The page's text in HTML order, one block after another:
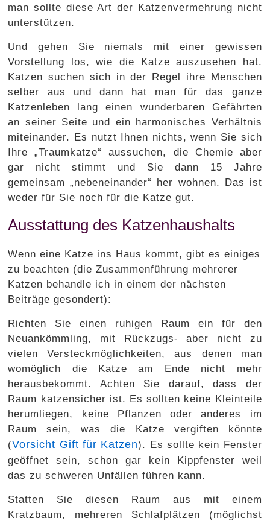
man sollte diese Art der Katzenvermehrung nicht
unterstützen.
Und gehen Sie niemals mit einer gewissen
Vorstellung los, wie die Katze auszusehen hat.
Katzen suchen sich in der Regel ihre Menschen
selber aus und dann hat man für das ganze
Katzenleben lang einen wunderbaren Gefährten
an seiner Seite und ein harmonisches Verhältnis
miteinander. Es nutzt Ihnen nichts, wenn Sie sich
Ihre „Traumkatze“ aussuchen, die Chemie aber
gar nicht stimmt und Sie dann 15 Jahre
gemeinsam „nebeneinander“ her wohnen. Das ist
weder für Sie noch für die Katze gut.
Ausstattung des Katzenhaushalts
Wenn eine Katze ins Haus kommt, gibt es einiges
zu beachten (die Zusammenführung mehrerer
Katzen behandle ich in einem der nächsten
Beiträge gesondert):
Richten Sie einen ruhigen Raum ein für den
Neuankömmling, mit Rückzugs- aber nicht zu
vielen Versteckmöglichkeiten, aus denen man
womöglich die Katze am Ende nicht mehr
herausbekommt. Achten Sie darauf, dass der
Raum katzensicher ist. Es sollten keine Kleinteile
herumliegen, keine Pflanzen oder anderes im
Raum sein, was die Katze vergiften könnte
(Vorsicht Gift für Katzen). Es sollte kein Fenster
geöffnet sein, schon gar kein Kippfenster weil
das zu schweren Unfällen führen kann.
Statten Sie diesen Raum aus mit einem
Kratzbaum, mehreren Schlafplätzen (möglichst